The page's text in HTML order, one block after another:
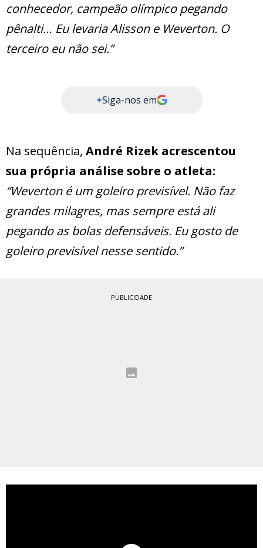
conhecedor, campeão olímpico pegando
pênalti… Eu levaria Alisson e Weverton. O
terceiro eu não sei.”
+Siga-nos em
Na sequência, André Rizek acrescentou
sua própria análise sobre o atleta:
“Weverton é um goleiro previsível. Não faz
grandes milagres, mas sempre está ali
pegando as bolas defensáveis. Eu gosto de
goleiro previsível nesse sentido.”
PUBLICIDADE